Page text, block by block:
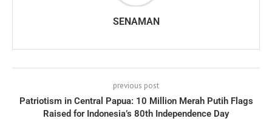
SENAMAN
previous post
Patriotism in Central Papua: 10 Million Merah Putih Flags
Raised for Indonesia’s 80th Independence Day